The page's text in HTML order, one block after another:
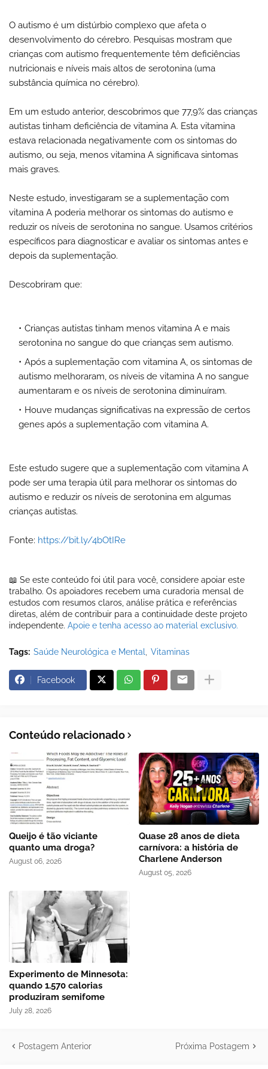
O autismo é um distúrbio complexo que afeta o
desenvolvimento do cérebro. Pesquisas mostram que
crianças com autismo frequentemente têm deficiências
nutricionais e níveis mais altos de serotonina (uma
substância química no cérebro).
Em um estudo anterior, descobrimos que 77,9% das crianças
autistas tinham deficiência de vitamina A. Esta vitamina
estava relacionada negativamente com os sintomas do
autismo, ou seja, menos vitamina A significava sintomas
mais graves.
Neste estudo, investigaram se a suplementação com
vitamina A poderia melhorar os sintomas do autismo e
reduzir os níveis de serotonina no sangue. Usamos critérios
específicos para diagnosticar e avaliar os sintomas antes e
depois da suplementação.
Descobriram que:
Crianças autistas tinham menos vitamina A e mais
serotonina no sangue do que crianças sem autismo.
Após a suplementação com vitamina A, os sintomas de
autismo melhoraram, os níveis de vitamina A no sangue
aumentaram e os níveis de serotonina diminuíram.
Houve mudanças significativas na expressão de certos
genes após a suplementação com vitamina A.
Este estudo sugere que a suplementação com vitamina A
pode ser uma terapia útil para melhorar os sintomas do
autismo e reduzir os níveis de serotonina em algumas
crianças autistas.
Fonte: https://bit.ly/4bOtIRe
📖 Se este conteúdo foi útil para você, considere apoiar este
trabalho. Os apoiadores recebem uma curadoria mensal de
estudos com resumos claros, análise prática e referências
diretas, além de contribuir para a continuidade deste projeto
independente. Apoie e tenha acesso ao material exclusivo.
Tags: Saúde Neurológica e Mental Vitaminas
Facebook
Conteúdo relacionado
Queijo é tão viciante
quanto uma droga?
August 06, 2026
Quase 28 anos de dieta
carnívora: a história de
Charlene Anderson
August 05, 2026
Experimento de Minnesota:
quando 1.570 calorias
produziram semifome
July 28, 2026
Postagem Anterior Próxima Postagem